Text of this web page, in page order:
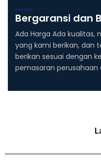
Bergaransi dan
Ada Harga Ada
yang kami berikan, dan
berikan sesuai dengan
pemasaran perusahaan